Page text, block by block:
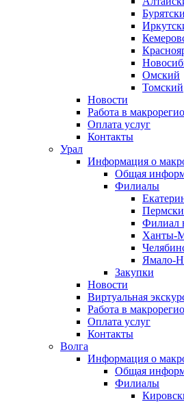
Омский
Томский
Новости
Работа в
Оплата услуг
Контакты
Урал
Информация о
Общая
Филиалы
Филиал
Ханты-
Ямало-
Закупки
Новости
Виртуальная
Работа в
Оплата услуг
Контакты
Волга
Информация о
Общая
Филиалы